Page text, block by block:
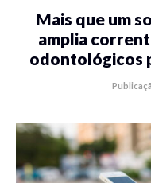
Mais que um
amplia
odontológicos